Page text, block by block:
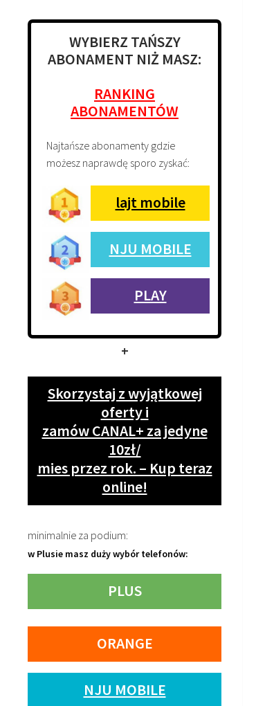
WYBIERZ TAŃSZY
ABONAMENT NIŻ MASZ:
RANKING
ABONAMENTÓW
Najtańsze abonamenty gdzie
możesz naprawdę sporo zyskać:
lajt mobile
NJU MOBILE
PLAY
+
Skorzystaj z wyjątkowej
oferty i
zamów CANAL+ za jedyne
10zł/
mies przez rok. – Kup teraz
online!
minimalnie za podium:
w Plusie masz duży wybór telefonów:
PLUS
ORANGE
NJU MOBILE